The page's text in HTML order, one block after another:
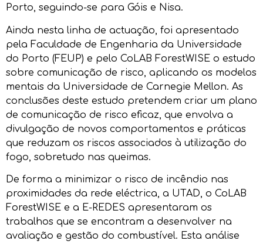
Porto, seguindo-se para Góis e Nisa.
Ainda nesta linha de actuação, foi apresentado
pela Faculdade de Engenharia da Universidade
do Porto (FEUP) e pelo CoLAB ForestWISE o estudo
sobre comunicação de risco, aplicando os modelos
mentais da Universidade de Carnegie Mellon. As
conclusões deste estudo pretendem criar um plano
de comunicação de risco eficaz, que envolva a
divulgação de novos comportamentos e práticas
que reduzam os riscos associados à utilização do
fogo, sobretudo nas queimas.
De forma a minimizar o risco de incêndio nas
proximidades da rede eléctrica, a UTAD, o CoLAB
ForestWISE e a E-REDES apresentaram os
trabalhos que se encontram a desenvolver na
avaliação e gestão do combustível. Esta análise